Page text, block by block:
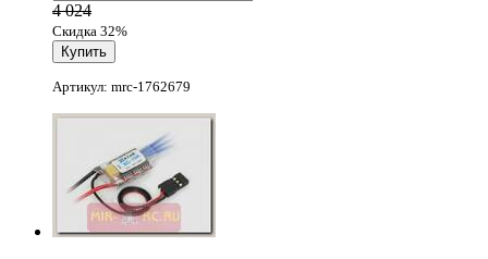
4 024
Скидка 32%
Артикул: mrc-1762679